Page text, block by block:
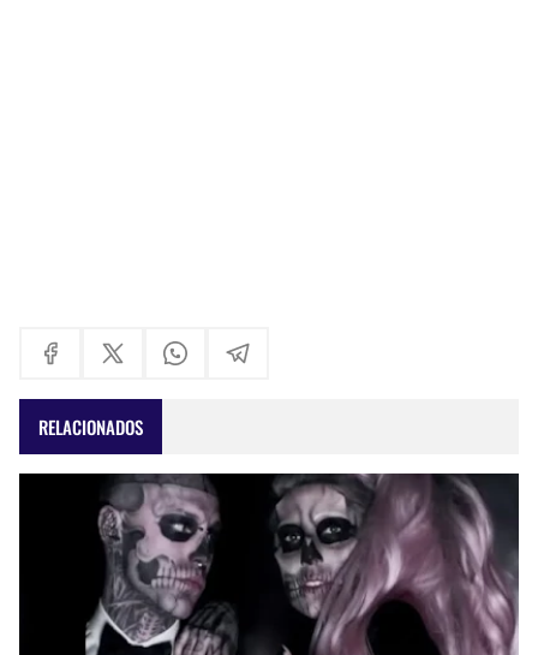
RELACIONADOS